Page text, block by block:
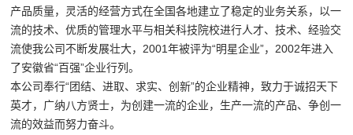
产品质量，灵活的经营方式在全国各地建立了稳定的业务关系，以一
流的技术、优质的管理水平与相关科技院校进行人才、技术、经验交
流使我公司不断发展壮大，2001年被评为“明星企业”，2002年进入
了安徽省“百强”企业行列。
本公司奉行“团结、进取、求实、创新”的企业精神，致力于诚招天下
英才，广纳八方贤士，为创建一流的企业，生产一流的产品、争创一
流的效益而努力奋斗。